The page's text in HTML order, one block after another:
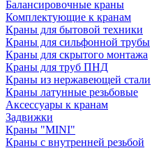
Балансировочные краны
Комплектующие к кранам
Краны для бытовой техники
Краны для сильфонной трубы
Краны для скрытого монтажа
Краны для труб ПНД
Краны из нержавеющей стали
Краны латунные резьбовые
Аксессуары к кранам
Задвижки
Краны "MINI"
Краны с внутренней резьбой